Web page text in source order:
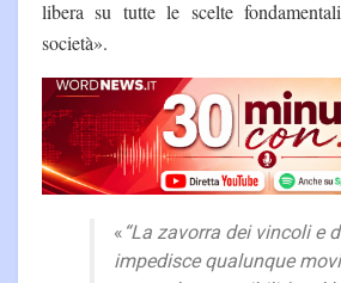
libera su tutte le scelte
società».
«“La zavorra dei vincoli e
impedisce qualunque